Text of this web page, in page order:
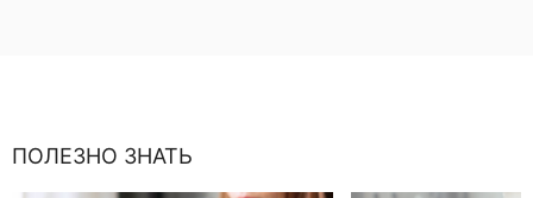
ПОЛЕЗНО ЗНАТЬ